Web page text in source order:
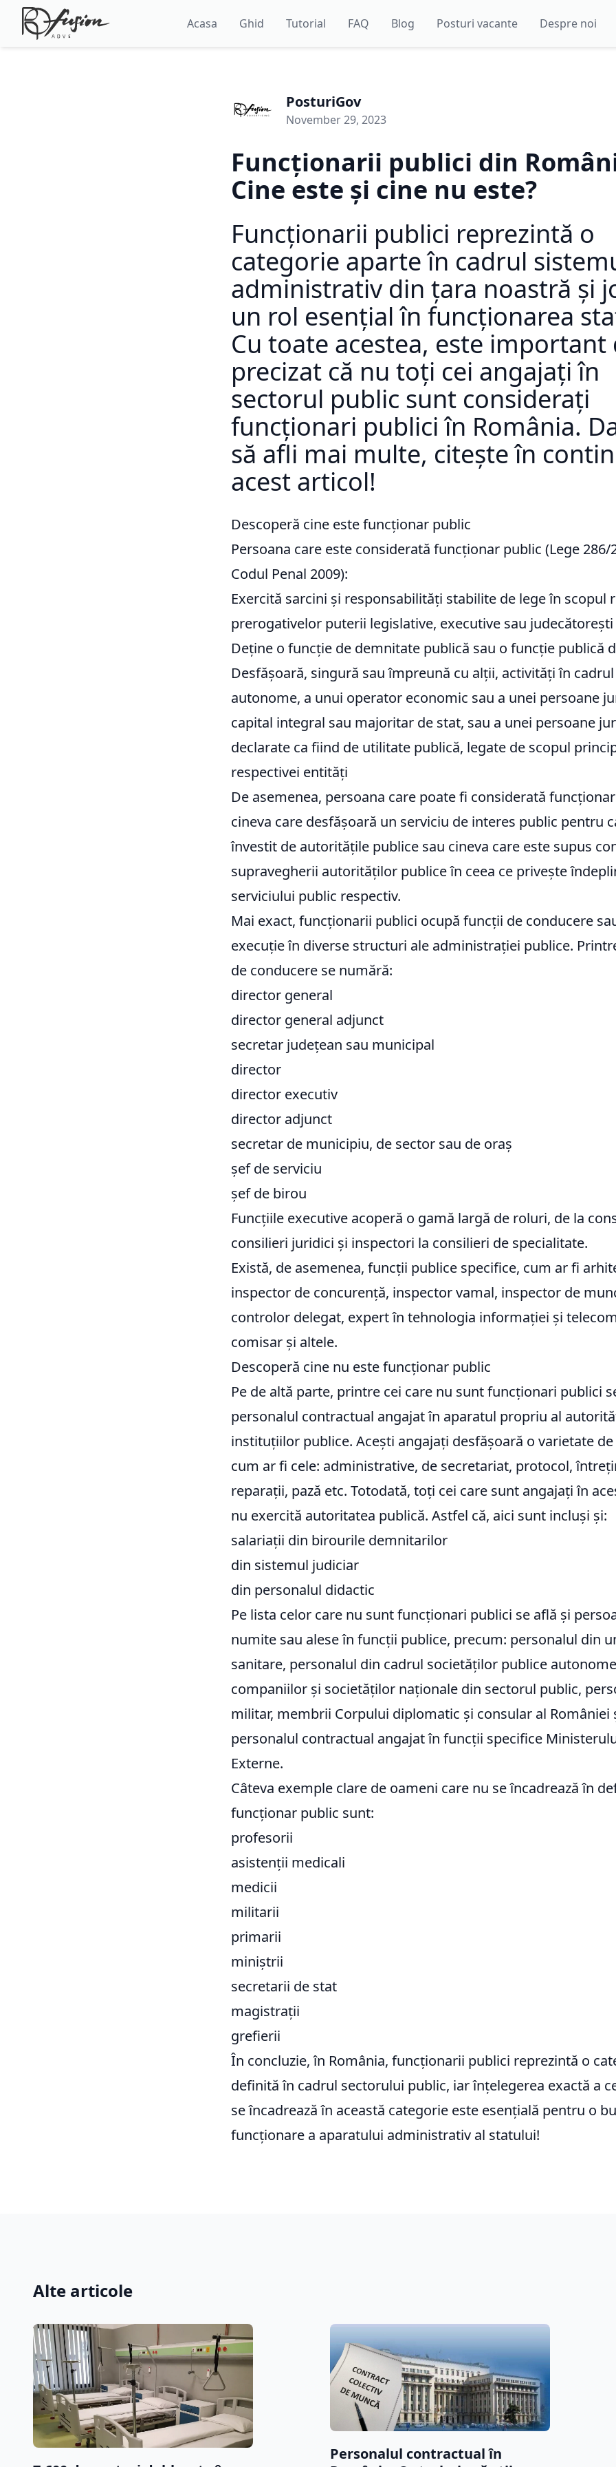
Acasa Ghid Tutorial FAQ Blog Posturi vacante Despre noi
PosturiGov
November 29, 2023
Funcționarii publici din
Cine este și cine nu este?
Funcționarii publici reprezintă o
categorie aparte în cadrul
administrativ din țara noastră și
un rol esențial în funcționarea
Cu toate acestea, este important
precizat că nu toți cei angajați în
sectorul public sunt considerați
funcționari publici în România.
să afli mai multe, citește în
acest articol!
Descoperă cine este funcționar public
Persoana care este considerată funcționar public (Lege 286/
Codul Penal 2009):
Exercită sarcini și responsabilități stabilite de lege în scopul
prerogativelor puterii legislative, executive sau judecătorești
Deține o funcție de demnitate publică sau o funcție publică
Desfășoară, singură sau împreună cu alții, activități în
autonome, a unui operator economic sau a unei persoane
capital integral sau majoritar de stat, sau a unei persoane
declarate ca fiind de utilitate publică, legate de scopul
respectivei entități
De asemenea, persoana care poate fi considerată
cineva care desfășoară un serviciu de interes public pentru
învestit de autoritățile publice sau cineva care este supus
supravegherii autorităților publice în ceea ce privește
serviciului public respectiv.
Mai exact, funcționarii publici ocupă funcții de conducere
execuție în diverse structuri ale administrației publice.
de conducere se numără:
director general
director general adjunct
secretar județean sau municipal
director
director executiv
director adjunct
secretar de municipiu, de sector sau de oraș
șef de serviciu
șef de birou
Funcțiile executive acoperă o gamă largă de roluri, de la
consilieri juridici și inspectori la consilieri de specialitate.
Există, de asemenea, funcții publice specifice, cum ar fi
inspector de concurență, inspector vamal, inspector de
controlor delegat, expert în tehnologia informației și
comisar și altele.
Descoperă cine nu este funcționar public
Pe de altă parte, printre cei care nu sunt funcționari publici
personalul contractual angajat în aparatul propriu al
instituțiilor publice. Acești angajați desfășoară o varietate
cum ar fi cele: administrative, de secretariat, protocol,
reparații, pază etc. Totodată, toți cei care sunt angajați în
nu exercită autoritatea publică. Astfel că, aici sunt incluși și:
salariații din birourile demnitarilor
din sistemul judiciar
din personalul didactic
Pe lista celor care nu sunt funcționari publici se află și
numite sau alese în funcții publice, precum: personalul din
sanitare, personalul din cadrul societăților publice
companiilor și societăților naționale din sectorul public,
militar, membrii Corpului diplomatic și consular al României
personalul contractual angajat în funcții specifice
Externe.
Câteva exemple clare de oameni care nu se încadrează în
funcționar public sunt:
profesorii
asistenții medicali
medicii
militarii
primarii
miniștrii
secretarii de stat
magistrații
grefierii
În concluzie, în România, funcționarii publici reprezintă o
definită în cadrul sectorului public, iar înțelegerea exactă a
se încadrează în această categorie este esențială pentru o
funcționare a aparatului administrativ al statului!
Alte articole
Personalul contractual în